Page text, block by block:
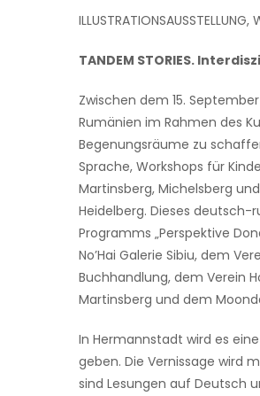
TANDEM STORIES.
Zwischen dem 15.
Rumänien im Rahmen des
Begenungsräume zu
Sprache, Workshops für
Martinsberg, Michelsberg
Heidelberg. Dieses
Programms „Perspektive
No’Hai Galerie Sibiu, dem
Buchhandlung, dem Verein
Martinsberg und dem
In Hermannstadt wird es
geben. Die Vernissage wird
sind Lesungen auf Deutsch